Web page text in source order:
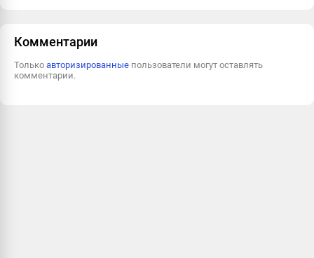
Комментарии
Только авторизированные пользователи могут оставлять
комментарии.